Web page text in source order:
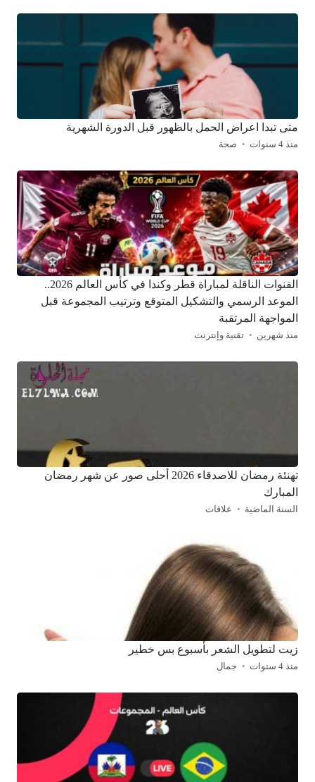
متى تبدا اعراض الحمل بالظهور قبل الدورة الشهرية
منذ 4 سنوات صحة
القنوات الناقلة لمباراة قطر وكندا في كأس العالم 2026..
الموعد الرسمي والتشكيل المتوقع وترتيب المجموعة قبل
المواجهة المرتقبة
منذ شهرين تقنية وإنترنت
تهنئة رمضان للاصدقاء 2026 أحلى صور عن شهر رمضان
المبارك
السنة الماضية علاقات
زيت لتطويل الشعر بأسبوع بس خطير
منذ 4 سنوات جمال